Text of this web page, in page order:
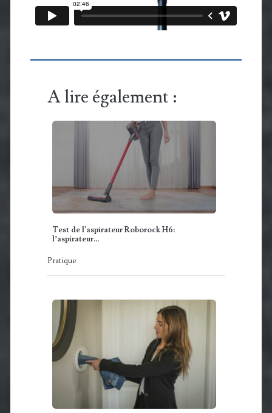
A lire également :
Test de l'aspirateur Roborock H6:
l’aspirateur…
Pratique